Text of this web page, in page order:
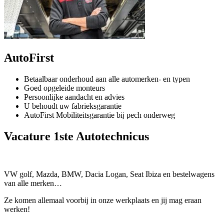
AutoFirst
Betaalbaar onderhoud aan alle automerken- en typen
Goed opgeleide monteurs
Persoonlijke aandacht en advies
U behoudt uw fabrieksgarantie
AutoFirst Mobiliteitsgarantie bij pech onderweg
Vacature 1ste Autotechnicus
VW golf, Mazda, BMW, Dacia Logan, Seat Ibiza en bestelwagens
van alle merken…
Ze komen allemaal voorbij in onze werkplaats en jij mag eraan
werken!